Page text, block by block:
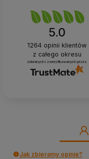
5.0
1264 opinii klientów
z całego okresu
zebranych i zweryfikowanych przez
Jak zbieramy opinie?